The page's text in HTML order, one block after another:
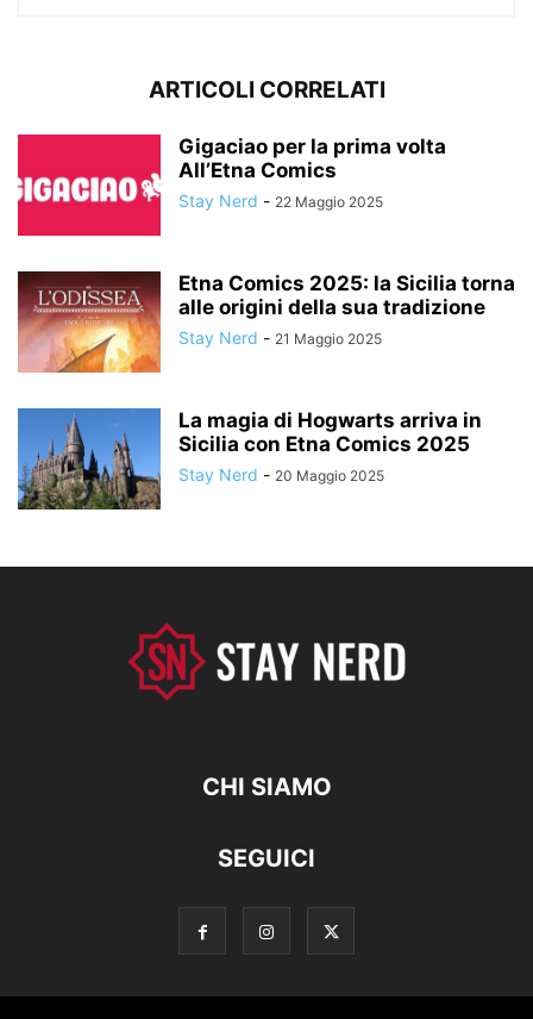
ARTICOLI CORRELATI
Gigaciao per la prima volta
All’Etna Comics
Stay Nerd - 22 Maggio 2025
Etna Comics 2025: la Sicilia torna
alle origini della sua tradizione
Stay Nerd - 21 Maggio 2025
La magia di Hogwarts arriva in
Sicilia con Etna Comics 2025
Stay Nerd - 20 Maggio 2025
CHI SIAMO
SEGUICI